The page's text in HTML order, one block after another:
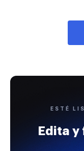
ESTÉ
Edita y